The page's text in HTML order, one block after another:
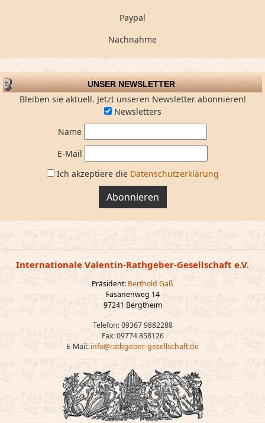
Paypal
Nachnahme
UNSER NEWSLETTER
Bleiben sie aktuell. Jetzt unseren Newsletter abonnieren!
Newsletters
Name
E-Mail
Ich akzeptiere die Datenschutzerklärung
Abonnieren
Internationale Valentin-Rathgeber-Gesellschaft e.V.
Präsident: Berthold Gaß
Fasanenweg 14
97241 Bergtheim
Telefon: 09367 9882288
Fax: 09774 858126
E-Mail: info@rathgeber-gesellschaft.de